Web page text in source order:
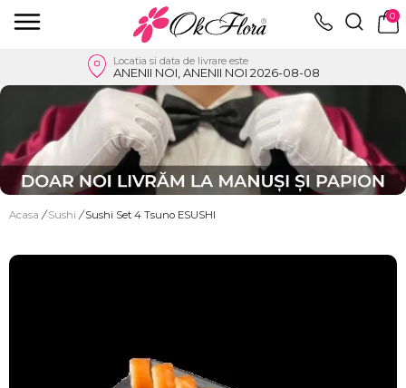
0
Locatia si data de livrare este
ANENII NOI, ANENII NOI 2026-08-08
Acasa / Sushi / Sushi Set 4 Tsuno ESUSHI